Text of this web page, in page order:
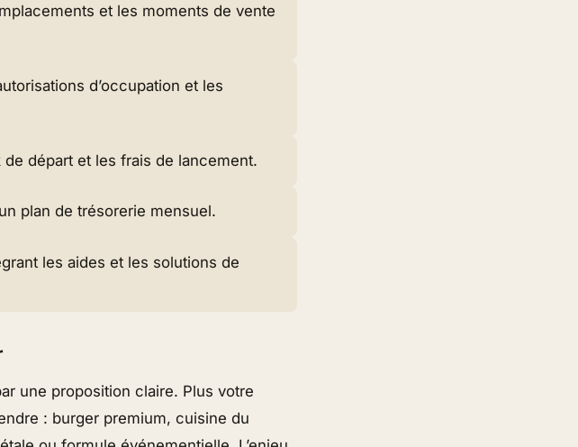
et les moments de vente
d’occupation et les
départ et les frais de lancement.
plan de trésorerie mensuel.
les aides et les solutions de
une proposition claire. Plus votre
: burger premium, cuisine du